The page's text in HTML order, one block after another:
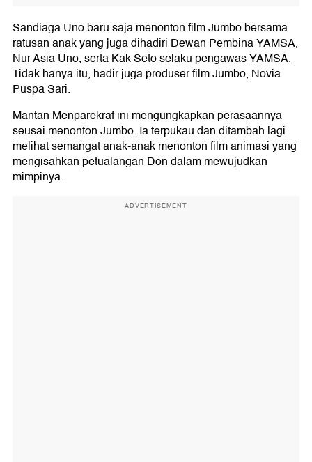
Sandiaga Uno baru saja menonton film Jumbo bersama
ratusan anak yang juga dihadiri Dewan Pembina YAMSA,
Nur Asia Uno, serta Kak Seto selaku pengawas YAMSA.
Tidak hanya itu, hadir juga produser film Jumbo, Novia
Puspa Sari.
Mantan Menparekraf ini mengungkapkan perasaannya
seusai menonton Jumbo. Ia terpukau dan ditambah lagi
melihat semangat anak-anak menonton film animasi yang
mengisahkan petualangan Don dalam mewujudkan
mimpinya.
ADVERTISEMENT